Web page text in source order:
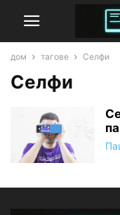
дом тагове Селфи
Селфи